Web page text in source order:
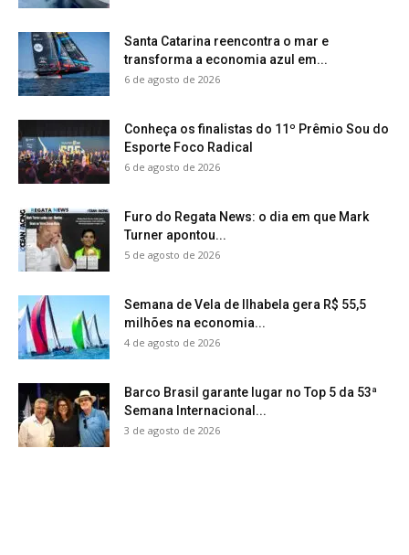
Santa Catarina reencontra o mar e
transforma a economia azul em...
6 de agosto de 2026
Conheça os finalistas do 11º Prêmio Sou do
Esporte Foco Radical
6 de agosto de 2026
Furo do Regata News: o dia em que Mark
Turner apontou...
5 de agosto de 2026
Semana de Vela de Ilhabela gera R$ 55,5
milhões na economia...
4 de agosto de 2026
Barco Brasil garante lugar no Top 5 da 53ª
Semana Internacional...
3 de agosto de 2026